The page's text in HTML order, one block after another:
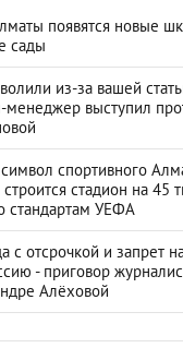
появятся новые
сады
из-за вашей
менеджер выступил
спортивного
стадион на 45
стандартам УЕФА
с отсрочкой и запрет
- приговор
Алёховой